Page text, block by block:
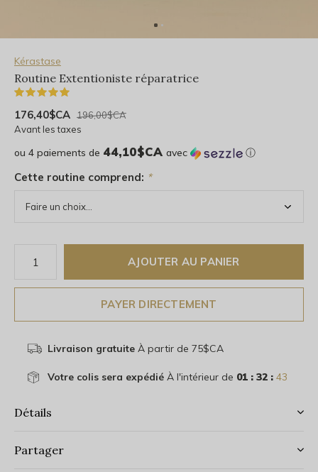
Kérastase
Routine Extentioniste réparatrice
176,40$CA 196,00$CA
Avant les taxes
ou 4 paiements de 44,10$CA avec ⓘ
Cette routine comprend: *
AJOUTER AU PANIER
PAYER DIRECTEMENT
Livraison gratuiteÀ partir de 75$CA
Votre colis sera expédiéÀ l'intérieur de 01 : 32 : 43
Détails
Partager